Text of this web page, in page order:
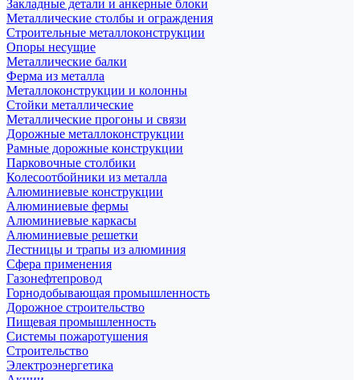
Закладные детали и анкерные блоки
Металлические столбы и ограждения
Строительные металлоконструкции
Опоры несущие
Металлические балки
Ферма из металла
Металлоконструкции и колонны
Стойки металлические
Металлические прогоны и связи
Дорожные металлоконструкции
Рамные дорожные конструкции
Парковочные столбики
Колесоотбойники из металла
Алюминиевые конструкции
Алюминиевые фермы
Алюминиевые каркасы
Алюминиевые решетки
Лестницы и трапы из алюминия
Сфера применения
Газонефтепровод
Горнодобывающая промышленность
Дорожное строительство
Пищевая промышленность
Системы пожаротушения
Строительство
Электроэнергетика